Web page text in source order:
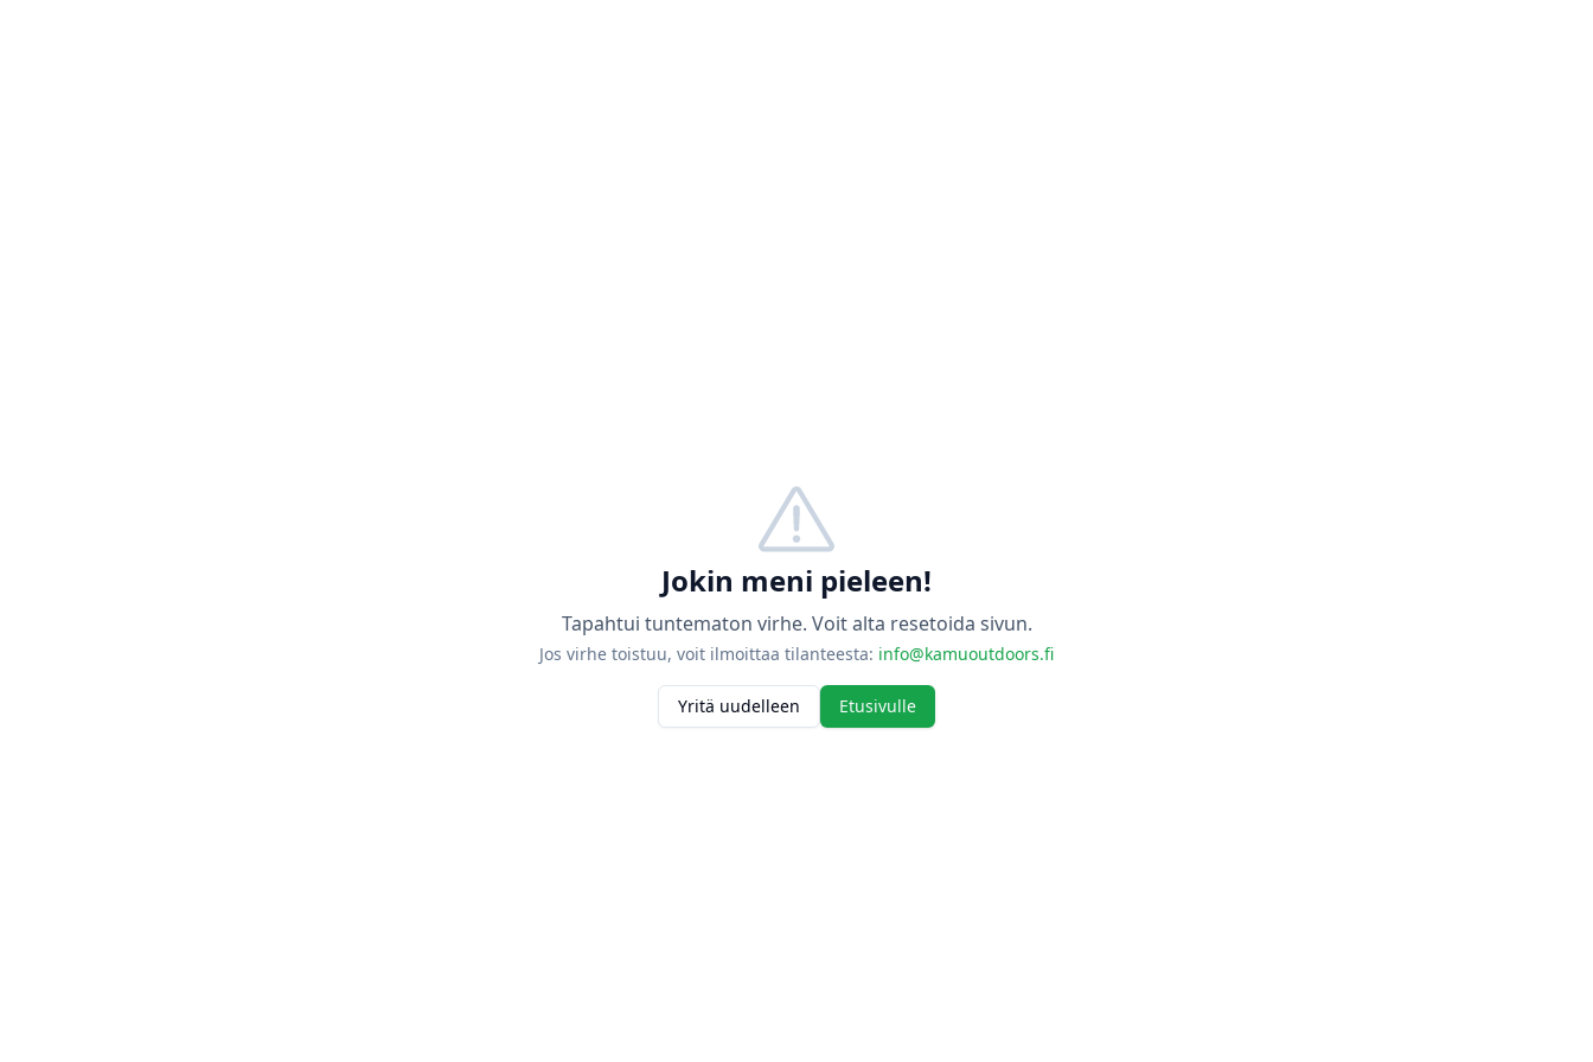
Jokin meni pieleen!
Tapahtui tuntematon virhe. Voit alta resetoida sivun.
Jos virhe toistuu, voit ilmoittaa tilanteesta: info@kamuoutdoors.fi
Yritä uudelleen Etusivulle